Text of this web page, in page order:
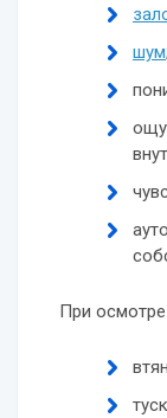
шум;
При